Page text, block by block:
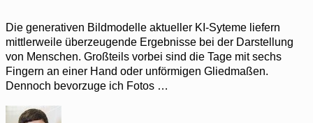
Die generativen Bildmodelle aktueller KI-Syteme liefern
mittlerweile überzeugende Ergebnisse bei der Darstellung
von Menschen. Großteils vorbei sind die Tage mit sechs
Fingern an einer Hand oder unförmigen Gliedmaßen.
Dennoch bevorzuge ich Fotos …